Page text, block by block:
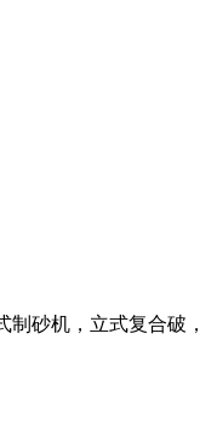
砂机，立式复合破